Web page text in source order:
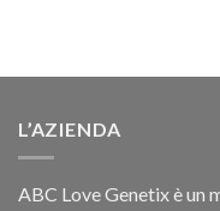
L’AZIENDA
ABC Love Genetix è un